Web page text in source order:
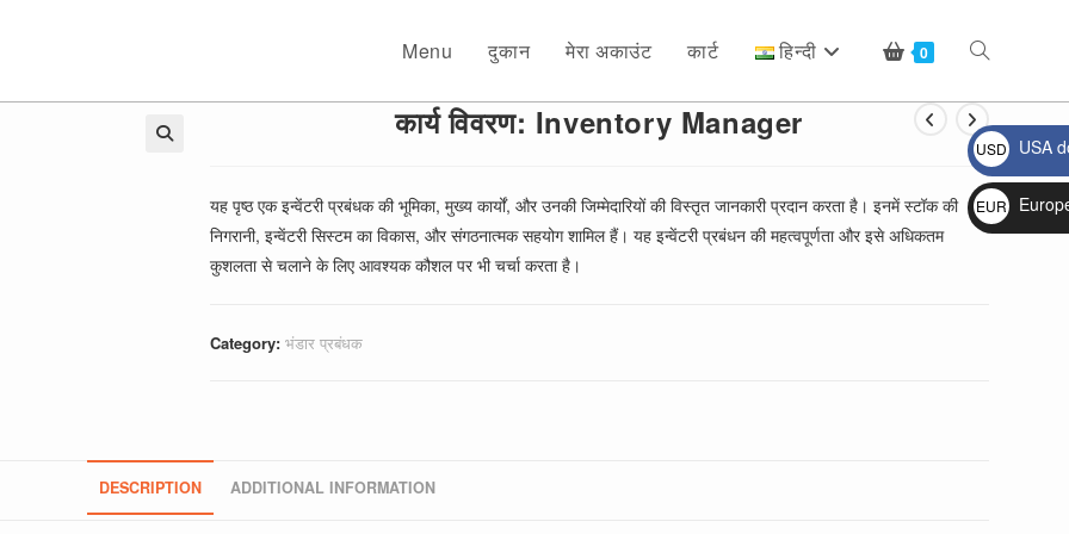
Menu दुकान मेरा अकाउंट कार्ट हिन्दी 0 Toggle
website
कार्य विवरण: Inventory Manager
यह पृष्ठ एक इन्वेंटरी प्रबंधक की भूमिका, मुख्य कार्यों, और उनकी जिम्मेदारियों की विस्तृत जानकारी प्रदान करता है। इनमें स्टॉक की
निगरानी, इन्वेंटरी सिस्टम का विकास, और संगठनात्मक सहयोग शामिल हैं। यह इन्वेंटरी प्रबंधन की महत्वपूर्णता और इसे अधिकतम
कुशलता से चलाने के लिए आवश्यक कौशल पर भी चर्चा करता है।
Category: भंडार प्रबंधक
DESCRIPTION ADDITIONAL INFORMATION
USD
$
USA
EUR
€